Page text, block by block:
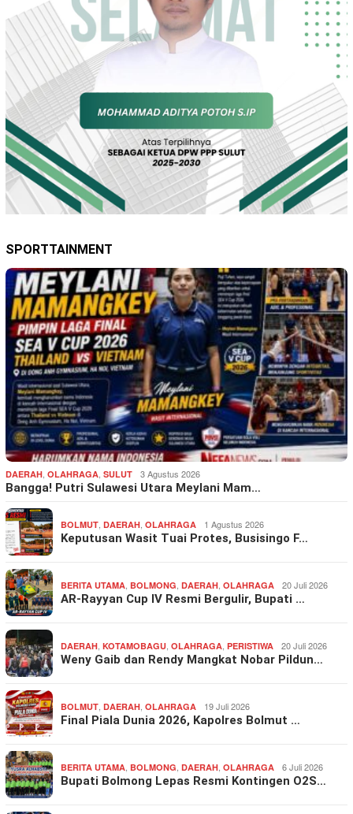
SPORTTAINMENT
DAERAH OLAHRAGA SULUT 3 Agustus 2026
Bangga! Putri Sulawesi Utara Meylani Mam…
BOLMUT DAERAH OLAHRAGA 1 Agustus 2026
Keputusan Wasit Tuai Protes, Busisingo F…
BERITA UTAMA BOLMONG DAERAH OLAHRAGA 20 Juli 2026
AR-Rayyan Cup IV Resmi Bergulir, Bupati …
DAERAH KOTAMOBAGU OLAHRAGA PERISTIWA 20 Juli 2026
Weny Gaib dan Rendy Mangkat Nobar Pildun…
BOLMUT DAERAH OLAHRAGA 19 Juli 2026
Final Piala Dunia 2026, Kapolres Bolmut …
BERITA UTAMA BOLMONG DAERAH OLAHRAGA 6 Juli 2026
Bupati Bolmong Lepas Resmi Kontingen O2S…